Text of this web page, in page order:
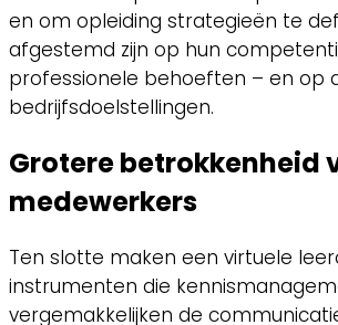
en om opleiding strategieën te
afgestemd zijn op hun
professionele behoeften – en op
bedrijfsdoelstellingen.
Grotere betrokkenheid
medewerkers
Ten slotte maken een virtuele
instrumenten die
vergemakkelijken de